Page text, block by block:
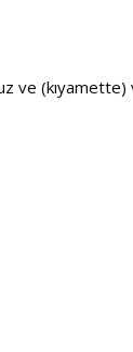
ve (kıyamette)